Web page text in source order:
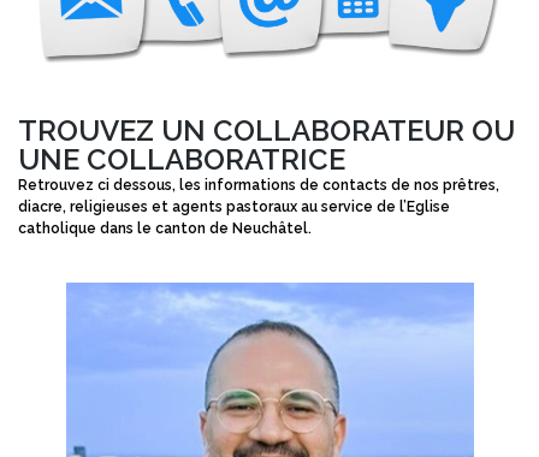
TROUVEZ UN COLLABORATEUR OU
UNE COLLABORATRICE
Retrouvez ci dessous, les informations de contacts de nos prêtres,
diacre, religieuses et agents pastoraux au service de l’Eglise
catholique dans le canton de Neuchâtel.